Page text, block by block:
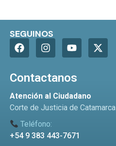
SEGUINOS
Contactanos
Atención al Ciudadano
Corte de Justicia de Catamarca
Teléfono:
+54 9 383 443-7671